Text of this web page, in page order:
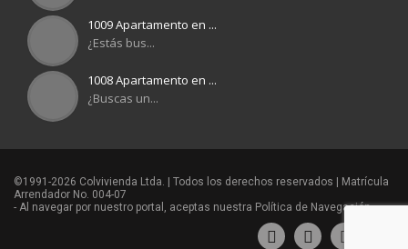
1009 Apartamento en ...
¿Estás bus...
1008 Apartamento en ...
¿Buscas un...
©1991-2026 Colvivienda Ltda. | Todos los derechos reservados | Matrícula
Arrendador No. 004-07
- Al navegar por nuestro portal, aceptas nuestra Política de Navegación-